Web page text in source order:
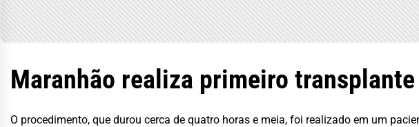
Maranhão realiza primeiro
O procedimento, que durou cerca de quatro horas e meia, foi realizado em um